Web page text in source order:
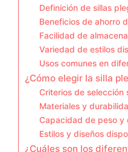
Definición de sillas
Beneficios de ahorro
Facilidad de
Variedad de estilos
Usos comunes en
¿Cómo elegir la silla
Criterios de selección
Materiales y
Capacidad de peso y
Estilos y diseños
¿Cuáles son los